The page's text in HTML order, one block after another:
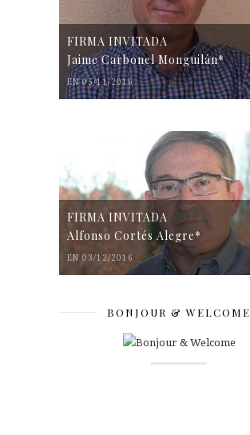
FIRMA INVITADA
Jaime Carbonel Monguilán*
EN 05/11/2016
FIRMA INVITADA
Alfonso Cortés Alegre*
EN 03/12/2016
BONJOUR & WELCOME